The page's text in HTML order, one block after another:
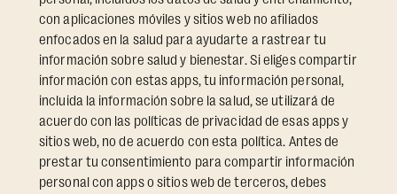
con aplicaciones móviles y sitios web no afiliados
enfocados en la salud para ayudarte a rastrear tu
información sobre salud y bienestar. Si eliges compartir
información con estas apps, tu información personal,
incluida la información sobre la salud, se utilizará de
acuerdo con las políticas de privacidad de esas apps y
sitios web, no de acuerdo con esta política. Antes de
prestar tu consentimiento para compartir información
personal con apps o sitios web de terceros, debes